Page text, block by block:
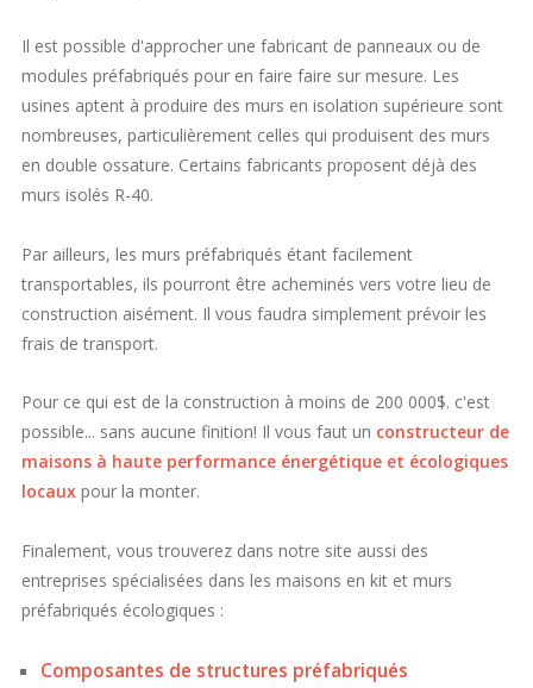
Il est possible d'approcher une fabricant de panneaux ou de
modules préfabriqués pour en faire faire sur mesure. Les
usines aptent à produire des murs en isolation supérieure sont
nombreuses, particulièrement celles qui produisent des murs
en double ossature. Certains fabricants proposent déjà des
murs isolés R-40.
Par ailleurs, les murs préfabriqués étant facilement
transportables, ils pourront être acheminés vers votre lieu de
construction aisément. Il vous faudra simplement prévoir les
frais de transport.
Pour ce qui est de la construction à moins de 200 000$. c'est
possible... sans aucune finition! Il vous faut un constructeur de
maisons à haute performance énergétique et écologiques
locaux pour la monter.
Finalement, vous trouverez dans notre site aussi des
entreprises spécialisées dans les maisons en kit et murs
préfabriqués écologiques :
Composantes de structures préfabriqués